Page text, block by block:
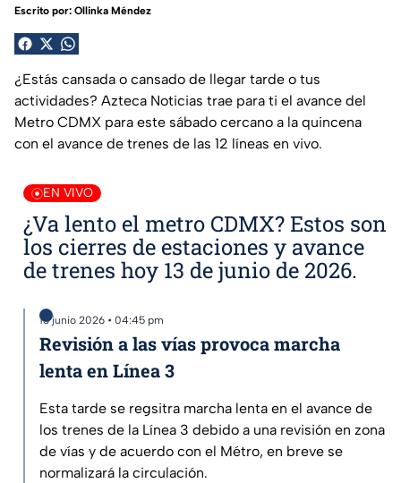
Escrito por: Ollinka Méndez
¿Estás cansada o cansado de llegar tarde o tus
actividades? Azteca Noticias trae para ti el avance del
Metro CDMX para este sábado cercano a la quincena
con el avance de trenes de las 12 líneas en vivo.
EN VIVO
¿Va lento el metro CDMX? Estos son
los cierres de estaciones y avance
de trenes hoy 13 de junio de 2026.
13 junio 2026 • 04:45 pm
Revisión a las vías provoca marcha
lenta en Línea 3
Esta tarde se regsitra marcha lenta en el avance de
los trenes de la Línea 3 debido a una revisión en zona
de vías y de acuerdo con el Métro, en breve se
normalizará la circulación.